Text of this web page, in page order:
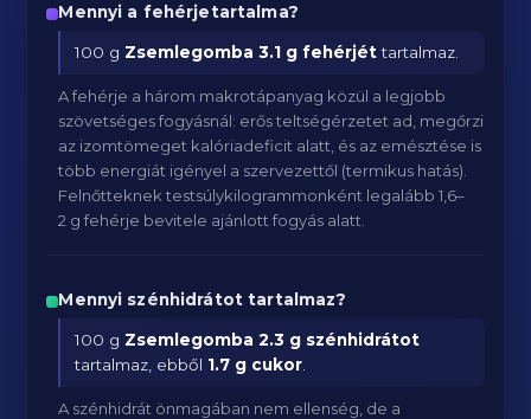
Mennyi a fehérjetartalma?
100 g Zsemlegomba 3.1 g fehérjéttartalmaz.
A fehérje a három makrotápanyag közül a legjobb
szövetséges fogyásnál: erős teltségérzetet ad, megőrzi
az izomtömeget kalóriadeficit alatt, és az emésztése is
több energiát igényel a szervezettől (termikus hatás).
Felnőtteknek testsúlykilogrammonként legalább 1,6–
2 g fehérje bevitele ajánlott fogyás alatt.
Mennyi szénhidrátot tartalmaz?
100 g Zsemlegomba 2.3 g szénhidrátot
tartalmaz, ebből 1.7 g cukor
A szénhidrát önmagában nem ellenség, de a